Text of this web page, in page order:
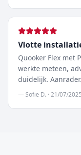
Vlotte
Quooker Flex met
werkte meteen,
duidelijk. Aanrader.
—Sofie D. ·21/07/2025